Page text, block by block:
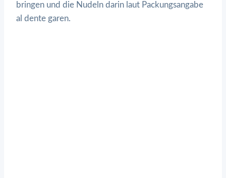
bringen und die Nudeln darin laut Packungsangabe
al dente garen.